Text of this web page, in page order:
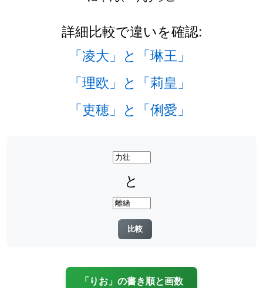
詳細比較で違いを確認:
「凌大」と「琳王」
「理欧」と「莉皇」
「吏穂」と「俐愛」
と
「りお」の書き順と画数